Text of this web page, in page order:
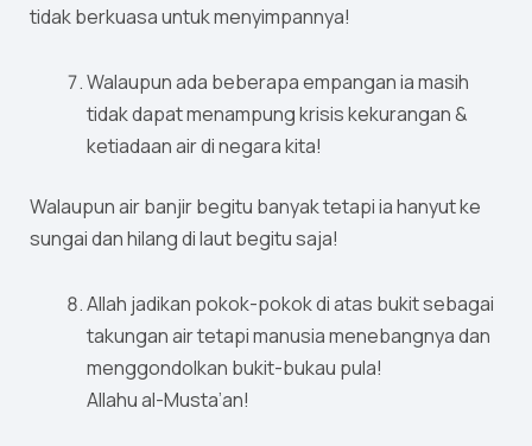
tidak berkuasa untuk menyimpannya!
Walaupun ada beberapa empangan ia masih
tidak dapat menampung krisis kekurangan &
ketiadaan air di negara kita!
Walaupun air banjir begitu banyak tetapi ia hanyut ke
sungai dan hilang di laut begitu saja!
Allah jadikan pokok-pokok di atas bukit sebagai
takungan air tetapi manusia menebangnya dan
menggondolkan bukit-bukau pula!
Allahu al-Musta’an!